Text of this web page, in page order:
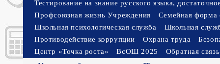
Тестирование на знание русского языка,
Профсоюзная жизнь Учреждения
Семейная форма
Школьная психологическая служба
Школьная
Противодействие коррупции
Охрана труда
Центр «Точка роста»
ВсОШ 2025 Обратная связь